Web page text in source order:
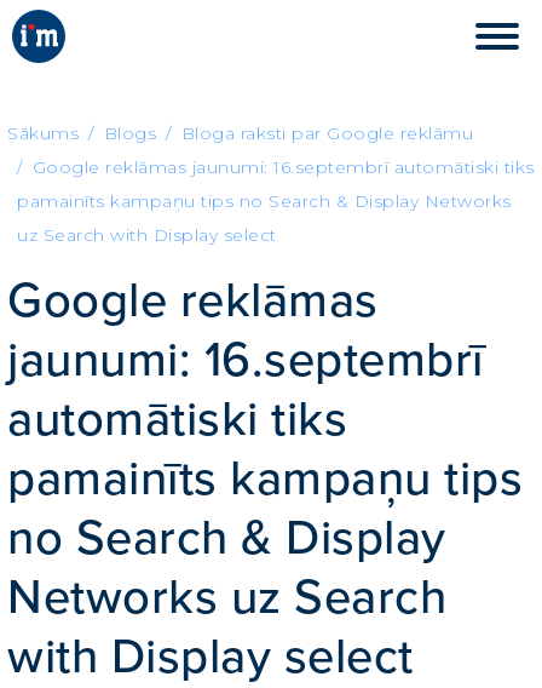
Sākums Blogs
Bloga raksti par Google reklāmu
Google reklāmas jaunumi: 16.septembrī automātiski tiks
pamainīts kampaņu tips no Search & Display Networks
uz Search with Display select
Google reklāmas
jaunumi: 16.septembrī
automātiski tiks
pamainīts kampaņu tips
no Search & Display
Networks uz Search
with Display select